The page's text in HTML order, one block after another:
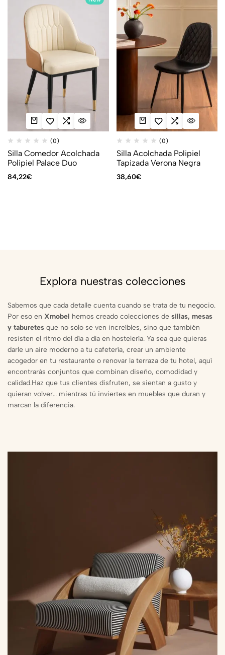
(0)
Silla Comedor Acolchada
Polipiel Palace Duo
84,22€
(0)
Silla Acolchada Polipiel
Tapizada Verona Negra
38,60€
Explora nuestras colecciones
Sabemos que cada detalle cuenta cuando se trata de tu negocio.
Por eso en Xmobel hemos creado colecciones de sillas, mesas
y taburetes que no solo se ven increíbles, sino que también
resisten el ritmo del día a día en hostelería. Ya sea que quieras
darle un aire moderno a tu cafetería, crear un ambiente
acogedor en tu restaurante o renovar la terraza de tu hotel, aquí
encontrarás conjuntos que combinan diseño, comodidad y
calidad.Haz que tus clientes disfruten, se sientan a gusto y
quieran volver… mientras tú inviertes en muebles que duran y
marcan la diferencia.